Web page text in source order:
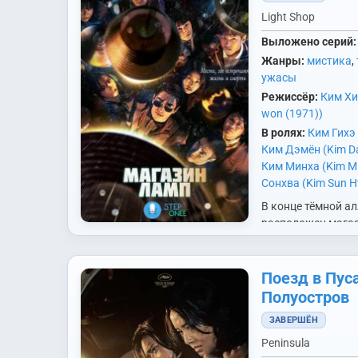
Гануком (Ян
страстным,
Light Shop
Выложено серий:
Жанры: мистика,
ужасы
Режиссёр: Ким
won (1971))
В ролях: Ким Гихэ
Ким Дэмён (Kim
Ким Минха (Kim
Сонхва (Kim Sun
Джонын (Lee
(Park Bo Young),
Soo),Соль Хён
Джихун (Joo Ji
В конце тёмной
расположен
часто заходят
Хозяин магазина
совсем не
посетителям, но
предупреждает
покупательницу -…
Поезд в
Полуостров
ЗАВЕРШЁН
Peninsula